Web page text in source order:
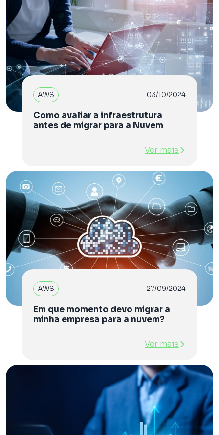
AWS 03/10/2024
Como avaliar a infraestrutura
antes de migrar para a Nuvem
Ver mais
AWS 27/09/2024
Em que momento devo migrar a
minha empresa para a nuvem?
Ver mais